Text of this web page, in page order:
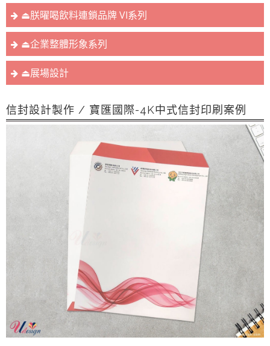
⏏︎朕曜喝飲料連鎖品牌 VI系列
⏏︎企業整體形象系列
⏏︎展場設計
信封設計製作 / 寶匯國際-4K中式信封印刷案例